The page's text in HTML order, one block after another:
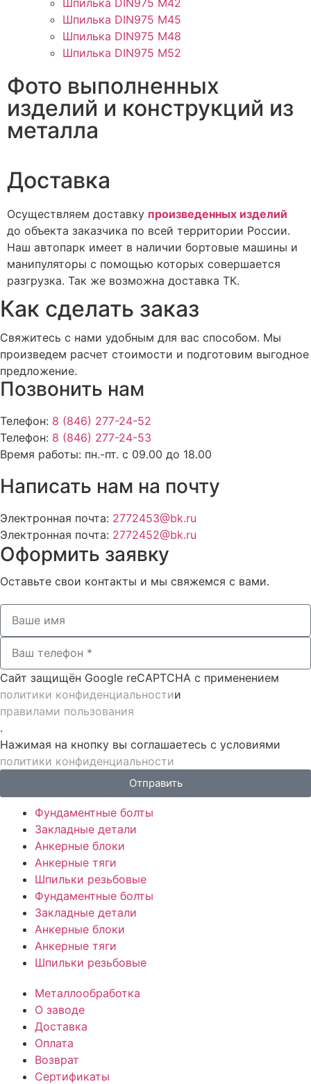
Шпилька DIN975 М45
Шпилька DIN975 М48
Шпилька DIN975 М52
Фото выполненных
изделий и конструкций из
металла
Доставка
Осуществляем доставку произведенных изделий
до объекта заказчика по всей территории России.
Наш автопарк имеет в наличии бортовые машины и
манипуляторы с помощью которых совершается
разгрузка. Так же возможна доставка ТК.
Как сделать заказ
Свяжитесь с нами удобным для вас способом. Мы
произведем расчет стоимости и подготовим выгодное
предложение.
Позвонить нам
Телефон: 8 (846) 277-24-52
Телефон: 8 (846) 277-24-53
Время работы: пн.-пт. с 09.00 до 18.00
Написать нам на почту
Электронная почта: 2772453@bk.ru
Электронная почта: 2772452@bk.ru
Оформить заявку
Оставьте свои контакты и мы свяжемся с вами.
Сайт защищён Google reCAPTCHA с применением
политики конфиденциальностии
правилами пользования
.
Нажимая на кнопку вы соглашаетесь с условиями
политики конфиденциальности
Отправить
Фундаментные болты
Закладные детали
Анкерные блоки
Анкерные тяги
Шпильки резьбовые
Фундаментные болты
Закладные детали
Анкерные блоки
Анкерные тяги
Шпильки резьбовые
Металлообработка
О заводе
Доставка
Оплата
Возврат
Сертификаты